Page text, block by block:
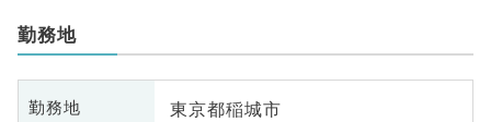
勤務地
勤務地 東京都稲城市